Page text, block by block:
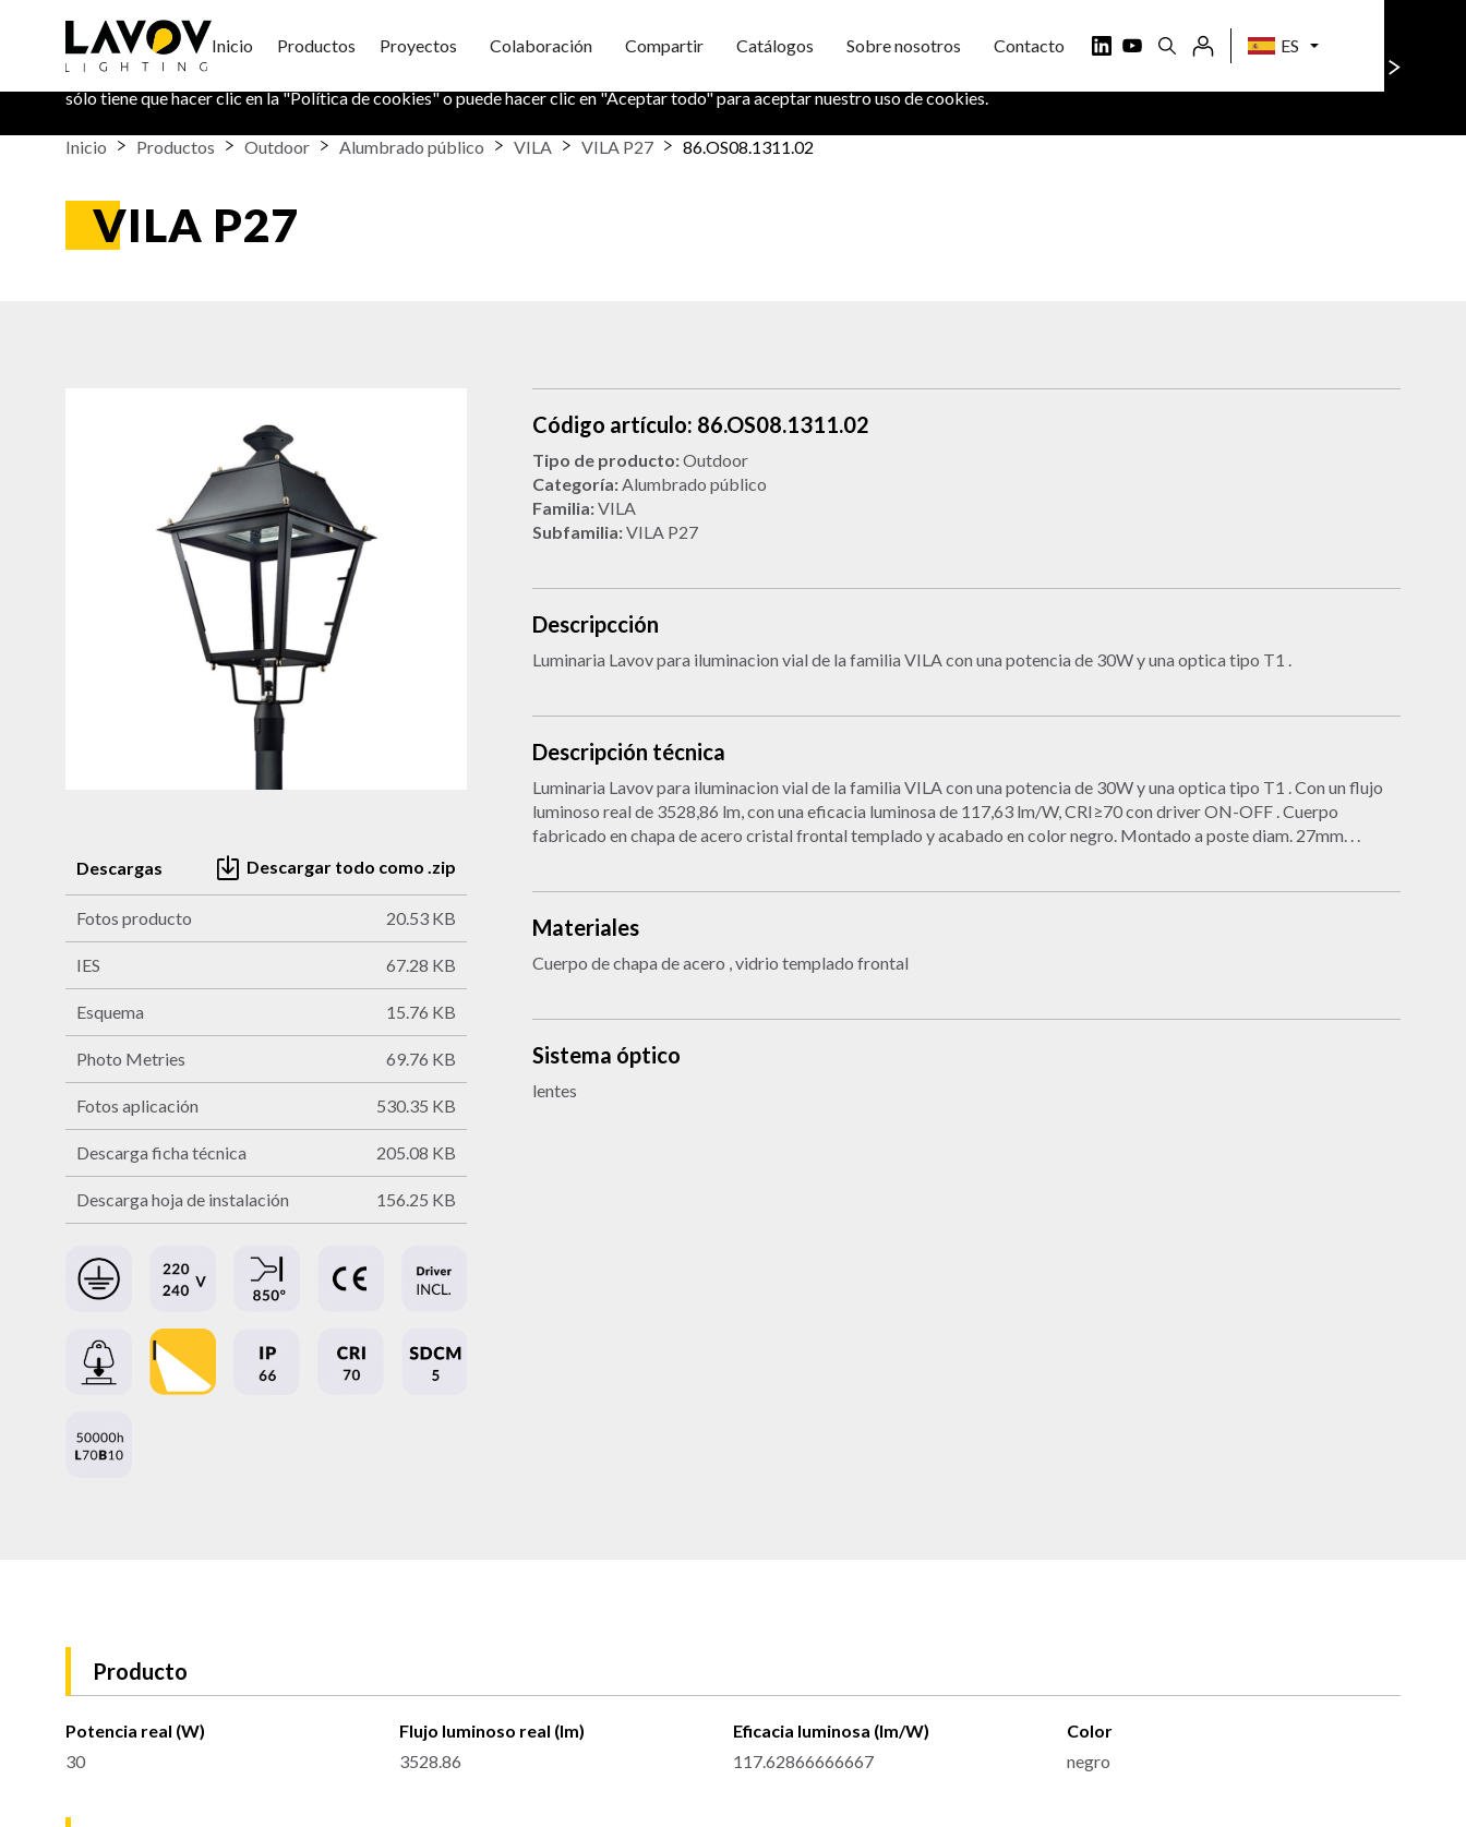
Inicio Productos Proyectos Colaboración Compartir Catálogos Sobre nosotros Contacto ES
Política de Cookies
En este sitio web utilizamos cookies para mantener su información segura. También nos ayuda a entender cómo utiliza nuestro sitio. Si quiere saber más,
sólo tiene que hacer clic en la "Política de cookies" o puede hacer clic en "Aceptar todo" para aceptar nuestro uso de cookies.
Inicio Productos Outdoor Alumbrado público VILA VILA P27 86.OS08.1311.02
VILA P27
Descargas Descargar todo como .zip
Fotos producto 20.53 KB
IES 67.28 KB
Esquema 15.76 KB
Photo Metries 69.76 KB
Fotos aplicación 530.35 KB
Descarga ficha técnica 205.08 KB
Descarga hoja de instalación 156.25 KB
Código artículo: 86.OS08.1311.02
Tipo de producto:Outdoor
Categoría:Alumbrado público
Familia:VILA
Subfamilia:VILA P27
Descripcción
Luminaria Lavov para iluminacion vial de la familia VILA con una potencia de 30W y una optica tipo T1 .
Descripción técnica
Luminaria Lavov para iluminacion vial de la familia VILA con una potencia de 30W y una optica tipo T1 . Con un flujo
luminoso real de 3528,86 lm, con una eficacia luminosa de 117,63 lm/W, CRI≥70 con driver ON-OFF . Cuerpo
fabricado en chapa de acero cristal frontal templado y acabado en color negro. Montado a poste diam. 27mm. . .
Materiales
Cuerpo de chapa de acero , vidrio templado frontal
Sistema óptico
lentes
Producto
Potencia real (W)
30
Flujo luminoso real (lm)
3528.86
Eficacia luminosa (lm/W)
117.62866666667
Color
negro